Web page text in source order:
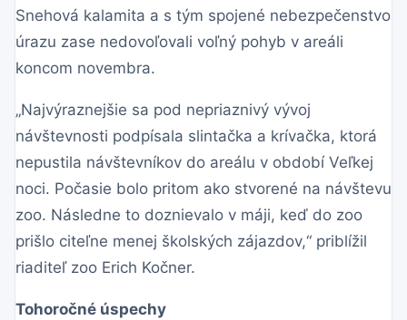
Snehová kalamita a s tým spojené nebezpečenstvo
úrazu zase nedovoľovali voľný pohyb v areáli
koncom novembra.
„Najvýraznejšie sa pod nepriaznivý vývoj
návštevnosti podpísala slintačka a krívačka, ktorá
nepustila návštevníkov do areálu v období Veľkej
noci. Počasie bolo pritom ako stvorené na návštevu
zoo. Následne to doznievalo v máji, keď do zoo
prišlo citeľne menej školských zájazdov,“ priblížil
riaditeľ zoo Erich Kočner.
Tohoročné úspechy